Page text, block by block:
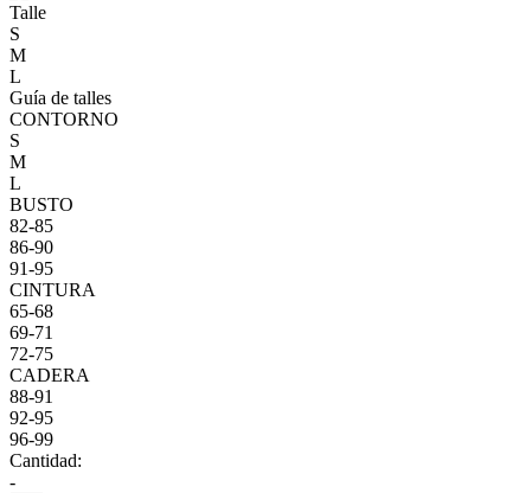
Talle
S
M
L
Guía de talles
CONTORNO
S
M
L
BUSTO
82-85
86-90
91-95
CINTURA
65-68
69-71
72-75
CADERA
88-91
92-95
96-99
Cantidad:
-